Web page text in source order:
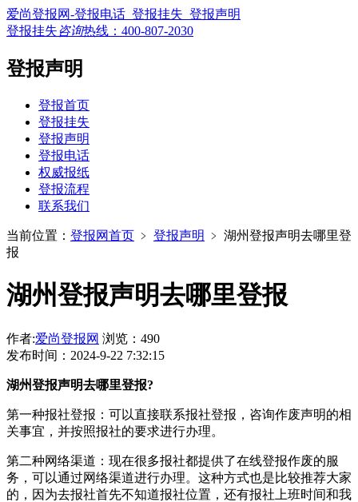
爱尚登报网-登报电话_登报挂失_登报声明
登报挂失咨询热线： 400-807-2030
登报声明
登报首页
登报挂失
登报声明
登报电话
权威报纸
登报流程
联系我们
当前位置： 登报网首页 ﹥ 登报声明 ﹥ 湖州登报声明去哪里登
报
湖州登报声明去哪里登报
作者:爱尚登报网 浏览：490
发布时间：2024-9-22 7:32:15
湖州登报声明去哪里登报?
第一种报社登报：可以直接联系报社登报，咨询作废声明的相
关事宜，并按照报社的要求进行办理。
第二种网络渠道：现在很多报社都提供了在线登报作废的服
务，可以通过网络渠道进行办理。这种方式也是比较推荐大家
的，因为去报社首先不知道报社位置，还有报社上班时间和我